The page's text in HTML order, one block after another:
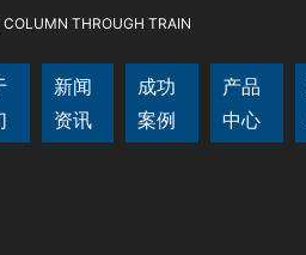
COLUMN THROUGH TRAIN
新闻
资讯
成功
案例
产品
中心